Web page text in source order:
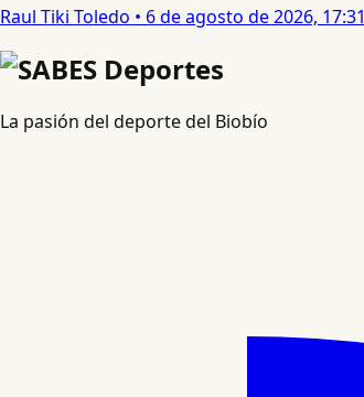
Raul Tiki Toledo • 6 de agosto de 2026, 17:31
La pasión del deporte del Biobío